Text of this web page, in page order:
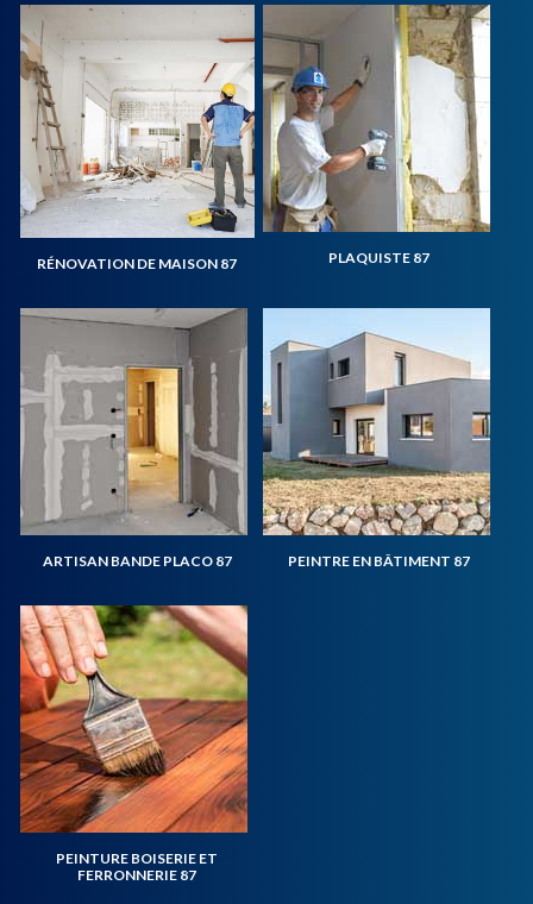
RÉNOVATION DE MAISON 87 PLAQUISTE 87
ARTISAN BANDE PLACO 87 PEINTRE EN BÂTIMENT 87
PEINTURE BOISERIE ET
FERRONNERIE 87